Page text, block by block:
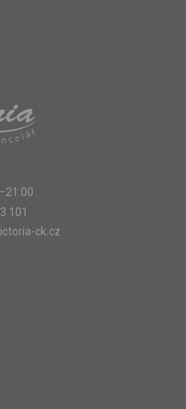
101
ck.cz